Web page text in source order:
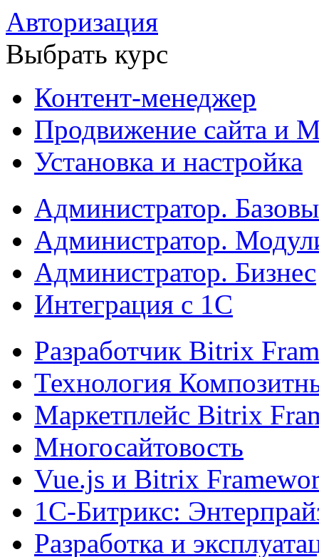
Авторизация
Выбрать курс
Контент-менеджер
Продвижение сайта и
Установка и настройка
Администратор.
Администратор.
Администратор. Бизнес
Интеграция с 1С
Разработчик Bitrix
Технология
Маркетплейс Bitrix
Многосайтовость
Vue.js и Bitrix
1С-Битрикс:
Разработка и